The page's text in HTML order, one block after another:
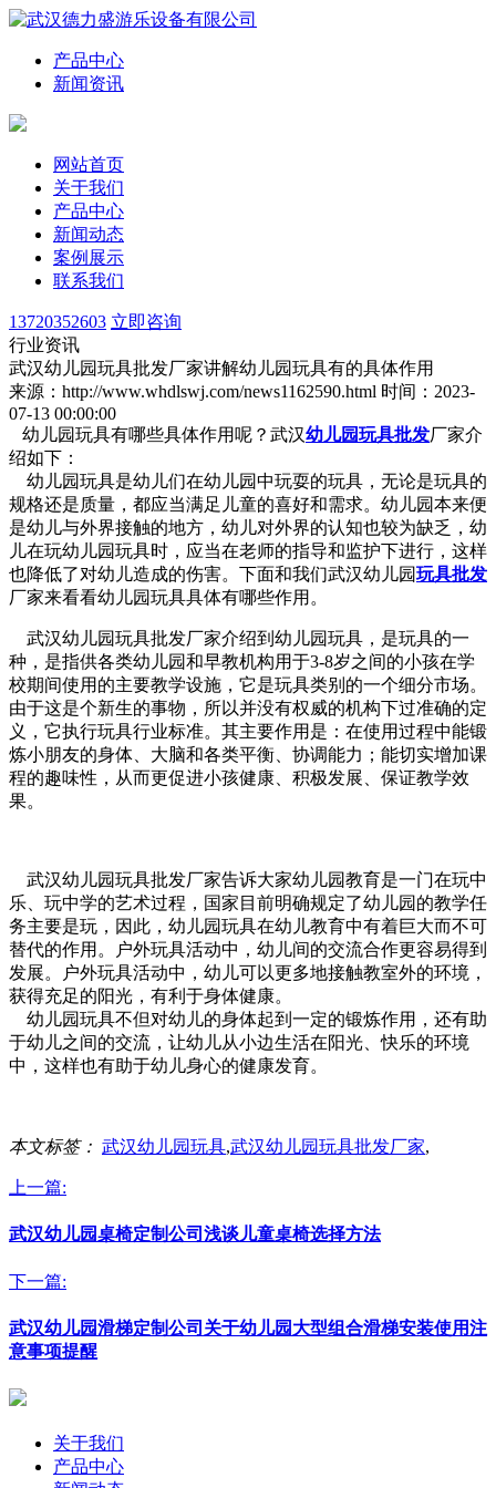
产品中心
新闻资讯
网站首页
关于我们
产品中心
新闻动态
案例展示
联系我们
13720352603 立即咨询
行业资讯
武汉幼儿园玩具批发厂家讲解幼儿园玩具有的具体作用
来源：http://www.whdlswj.com/news1162590.html 时间：2023-
07-13 00:00:00
幼儿园玩具有哪些具体作用呢？武汉幼儿园玩具批发厂家介
绍如下：
幼儿园玩具是幼儿们在幼儿园中玩耍的玩具，无论是玩具的
规格还是质量，都应当满足儿童的喜好和需求。幼儿园本来便
是幼儿与外界接触的地方，幼儿对外界的认知也较为缺乏，幼
儿在玩幼儿园玩具时，应当在老师的指导和监护下进行，这样
也降低了对幼儿造成的伤害。下面和我们武汉幼儿园玩具批发
厂家来看看幼儿园玩具具体有哪些作用。
武汉幼儿园玩具批发厂家介绍到幼儿园玩具，是玩具的一
种，是指供各类幼儿园和早教机构用于3-8岁之间的小孩在学
校期间使用的主要教学设施，它是玩具类别的一个细分市场。
由于这是个新生的事物，所以并没有权威的机构下过准确的定
义，它执行玩具行业标准。其主要作用是：在使用过程中能锻
炼小朋友的身体、大脑和各类平衡、协调能力；能切实增加课
程的趣味性，从而更促进小孩健康、积极发展、保证教学效
果。
武汉幼儿园玩具批发厂家告诉大家幼儿园教育是一门在玩中
乐、玩中学的艺术过程，国家目前明确规定了幼儿园的教学任
务主要是玩，因此，幼儿园玩具在幼儿教育中有着巨大而不可
替代的作用。户外玩具活动中，幼儿间的交流合作更容易得到
发展。户外玩具活动中，幼儿可以更多地接触教室外的环境，
获得充足的阳光，有利于身体健康。
幼儿园玩具不但对幼儿的身体起到一定的锻炼作用，还有助
于幼儿之间的交流，让幼儿从小边生活在阳光、快乐的环境
中，这样也有助于幼儿身心的健康发育。
本文标签： 武汉幼儿园玩具,武汉幼儿园玩具批发厂家,
上一篇:
武汉幼儿园桌椅定制公司浅谈儿童桌椅选择方法
下一篇:
武汉幼儿园滑梯定制公司关于幼儿园大型组合滑梯安装使用注
意事项提醒
关于我们
产品中心